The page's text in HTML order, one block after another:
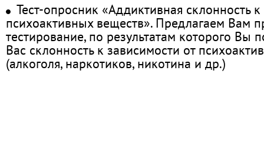
Тест-опросник «Аддиктивная склонность
психоактивных веществ». Предлагаем Вам
тестирование, по результатам которого Вы
Вас склонность к зависимости от
(алкоголя, наркотиков, никотина и др.)